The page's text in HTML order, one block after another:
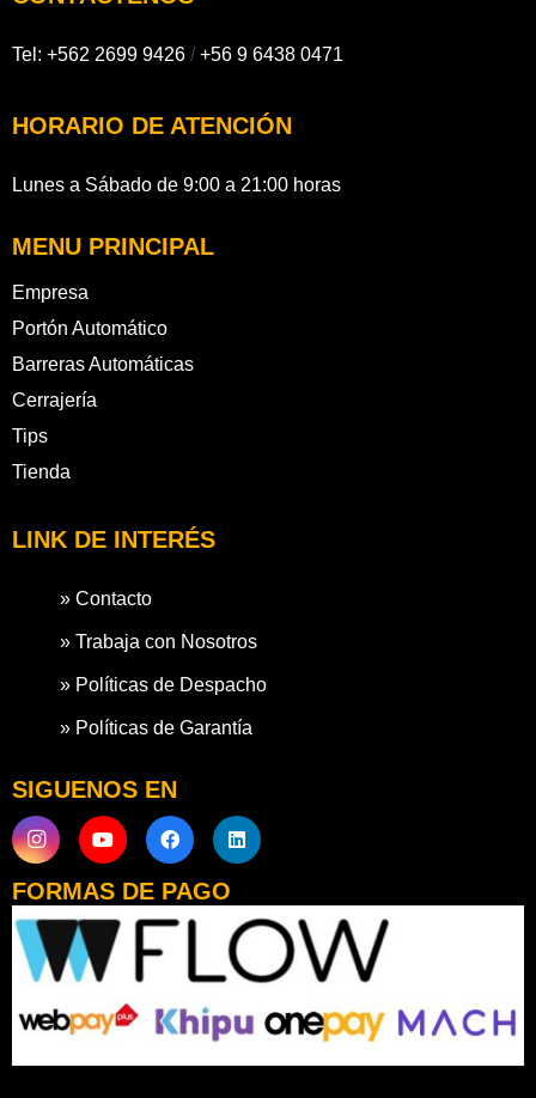
Tel: +562 2699 9426 / +56 9 6438 0471
HORARIO DE ATENCIÓN
Lunes a Sábado de 9:00 a 21:00 horas
MENU PRINCIPAL
Empresa
Portón Automático
Barreras Automáticas
Cerrajería
Tips
Tienda
LINK DE INTERÉS
» Contacto
» Trabaja con Nosotros
» Políticas de Despacho
» Políticas de Garantía
SIGUENOS EN
FORMAS DE PAGO